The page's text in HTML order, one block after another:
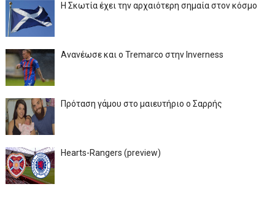
Η Σκωτία έχει την αρχαιότερη σημαία στον κόσμο
Ανανέωσε και ο Tremarco στην Inverness
Πρόταση γάμου στο μαιευτήριο ο Σαρρής
Hearts-Rangers (preview)